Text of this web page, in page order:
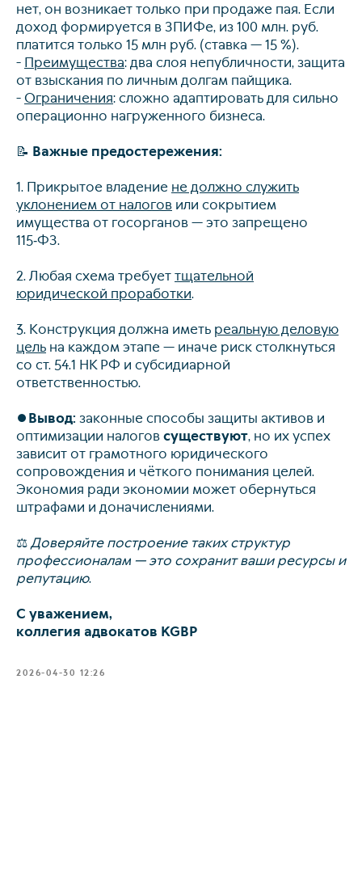
нет, он возникает только при продаже пая. Если
доход формируется в ЗПИФе, из 100 млн. руб.
платится только 15 млн руб. (ставка — 15 %).
- Преимущества: два слоя непубличности, защита
от взыскания по личным долгам пайщика.
- Ограничения: сложно адаптировать для сильно
операционно нагруженного бизнеса.
📝 Важные предостережения:
1. Прикрытое владение не должно служить
уклонением от налогов или сокрытием
имущества от госорганов — это запрещено
115‑ФЗ.
2. Любая схема требуеттщательной
юридической проработки.
3. Конструкция должна иметь реальную деловую
цель на каждом этапе — иначе риск столкнуться
со ст. 54.1 НК РФ и субсидиарной
ответственностью.
⏺️Вывод: законные способы защиты активов и
оптимизации налоговсуществуют, но их успех
зависит от грамотного юридического
сопровождения и чёткого понимания целей.
Экономия ради экономии может обернуться
штрафами и доначислениями.
⚖️Доверяйте построение таких структур
профессионалам — это сохранит ваши ресурсы и
репутацию.
С уважением,
коллегия адвокатов KGBP
2026-04-30 12:26
+7 911 925-66-88